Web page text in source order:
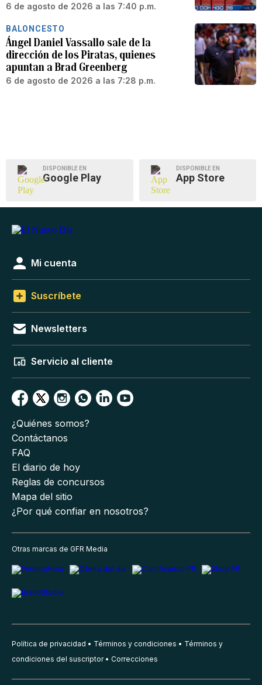
6 de agosto de 2026 a las 7:40 p.m.
BALONCESTO
Ángel Daniel Vassallo sale de la
dirección de los Piratas, quienes
apuntan a Brad Greenberg
6 de agosto de 2026 a las 7:28 p.m.
DISPONIBLE EN
Google Play
DISPONIBLE EN
App Store
Mi cuenta
Suscríbete
Newsletters
Servicio al cliente
¿Quiénes somos?
Contáctanos
FAQ
El diario de hoy
Reglas de concursos
Mapa del sitio
¿Por qué confiar en nosotros?
Otras marcas de GFR Media
Política de privacidad Términos y condiciones
Términos y
condiciones del suscriptor
Correcciones